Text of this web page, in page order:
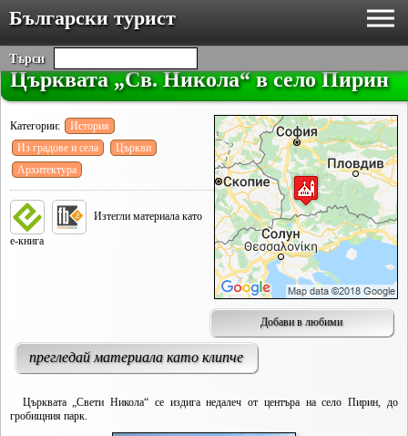
Български турист
Търси
Църквата „Св. Никола“ в село Пирин
Добави в любими
Категории:
История
Из градове и села
Църкви
Архитектура
Изтегли материала като
е-книга
прегледай материала като клипче
Църквата „Свети Никола“ се издига недалеч от центъра на село Пирин, до
гробищния парк.